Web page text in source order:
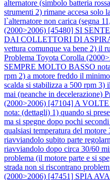
alternatore (simbolo batteria
strumenti 2) rimane accesa solo
l`alternatore non carica (segna
(2000>2006) [45480] SI
DAI COLLETTORI DI
vettura comunque va bene 2) il
Problema Toyota Corolla
SEMPRE MOLTO BASSO
rpm 2) a motore freddo il
scalda si stabilizza a 500 rpm 3)
mai (neanche in decelerazione)
(2000>2006) [47104] A
nota: (dettagli) 1) quando si
ma si spegne dopo pochi
qualsiasi temperatura del
riavviandolo subito parte
riavviandolo dopo circa 30/60
problema (il motore parte e si
strada non si riscontrano
(2000>2006) [47451] SPIA